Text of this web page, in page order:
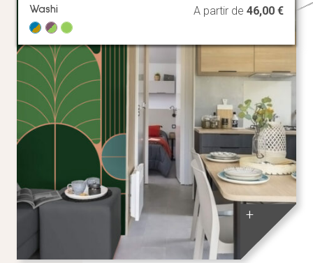
Washi A partir de 46,00 €
+